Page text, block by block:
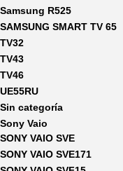
Samsung R525
SAMSUNG SMART TV 65
TV32
TV43
TV46
UE55RU
Sin categoría
Sony Vaio
SONY VAIO SVE
SONY VAIO SVE171